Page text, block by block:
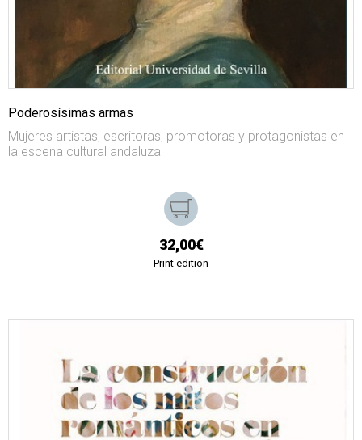
Poderosísimas armas
Mujeres artistas, escritoras, promotoras y protagonistas en
la escena cultural andaluza
32,00€
Print edition